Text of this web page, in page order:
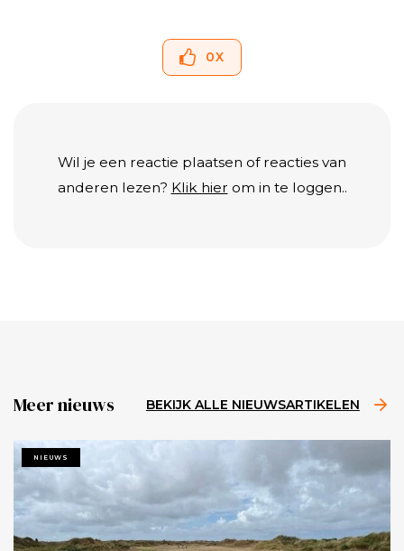
0X
Wil je een reactie plaatsen of reacties van
anderen lezen? Klik hier om in te loggen..
Meer nieuws BEKIJK ALLE NIEUWSARTIKELEN
NIEUWS